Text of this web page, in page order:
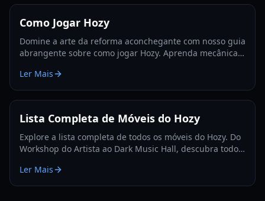
Como Jogar Hozy
Domine a arte da reforma aconchegante com nosso guia
abrangente sobre como jogar Hozy. Aprenda mecânicas
interiores.
Ler Mais
Lista Completa de Móveis do Hozy
Explore a lista completa de todos os móveis do Hozy. Do
Workshop do Artista ao Dark Music Hall, descubra todos
aconchegantes.
Ler Mais